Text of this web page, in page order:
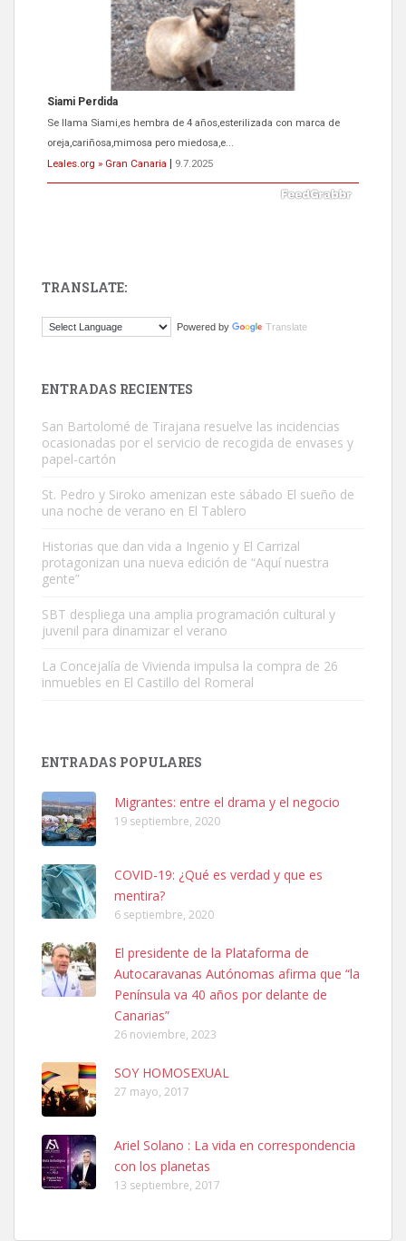
Siami Perdida
Se llama Siami,es hembra de 4 años,esterilizada con marca de
oreja,cariñosa,mimosa pero miedosa,e...
Leales.org » Gran Canaria
9.7.2025
El ayuntamiento se va a llevar a Los Gatos callejeros de la zona los
Este gato macho ha aparecido en la calle hace menos de un mes,
es muy manso y extremadamente cari...
Leales.org » Gran Canaria
Leales.org » Gran Canaria
SHIBA PERDIDO AVDA JOSE MESA Y LOPEZ
PERRO MACHO RAZA SHIBA CON MICROCHIP PERDIDO HOY
06/07/2025 ZONA MESA Y LOPEZ. ES MUY ASUSTADIZO
Leales.org » Gran Canaria
6.7.2025
Ninfa perdida
El día 5 se los perdió una ninfa papillera, asustada tiene miedo a la
calle, se perdió por la zon...
TRANSLATE:
Powered by Translate
ENTRADAS RECIENTES
San Bartolomé de Tirajana resuelve las incidencias
ocasionadas por el servicio de recogida de envases y
papel-cartón
St. Pedro y Siroko amenizan este sábado El sueño de
una noche de verano en El Tablero
Historias que dan vida a Ingenio y El Carrizal
protagonizan una nueva edición de “Aquí nuestra
gente”
SBT despliega una amplia programación cultural y
juvenil para dinamizar el verano
La Concejalía de Vivienda impulsa la compra de 26
inmuebles en El Castillo del Romeral
ENTRADAS POPULARES
Migrantes: entre el drama y el negocio
19 septiembre, 2020
COVID-19: ¿Qué es verdad y que es
mentira?
6 septiembre, 2020
El presidente de la Plataforma de
Autocaravanas Autónomas afirma que “la
Península va 40 años por delante de
Canarias”
26 noviembre, 2023
SOY HOMOSEXUAL
27 mayo, 2017
Ariel Solano : La vida en correspondencia
con los planetas
13 septiembre, 2017